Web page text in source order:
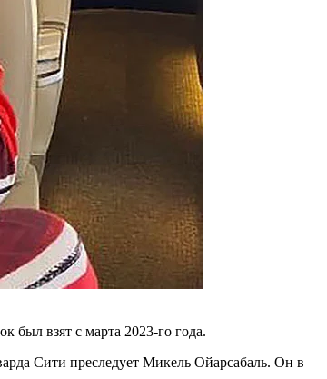
был взят с марта 2023-го года.
Сити преследует Микель Ойарсабаль. Он в